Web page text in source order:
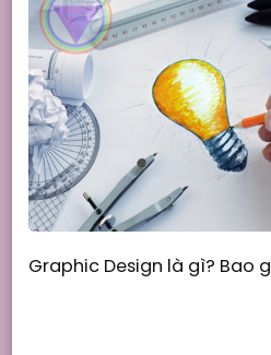
Graphic Design là gì? Bao